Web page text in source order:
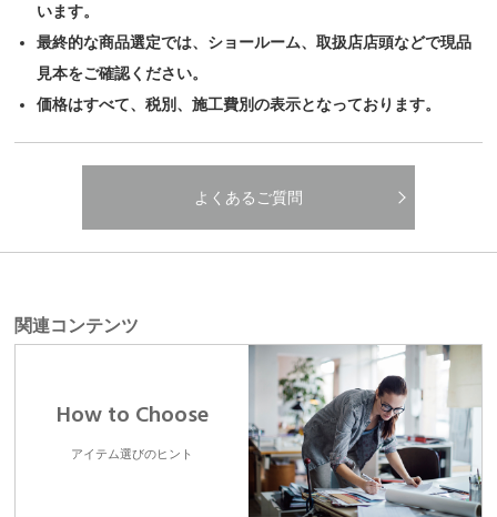
います。
最終的な商品選定では、ショールーム、取扱店店頭などで現品
見本をご確認ください。
価格はすべて、税別、施工費別の表示となっております。
よくあるご質問
関連コンテンツ
How to Choose
アイテム選びのヒント